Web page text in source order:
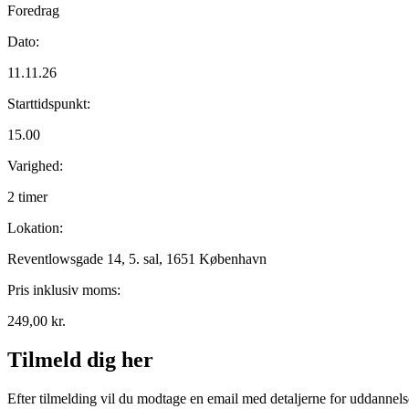
Foredrag
Dato:
11.11.26
Starttidspunkt:
15.00
Varighed:
2 timer
Lokation:
Reventlowsgade 14, 5. sal, 1651 København
Pris inklusiv moms:
249,00 kr.
Tilmeld dig her
Efter tilmelding vil du modtage en email med detaljerne for